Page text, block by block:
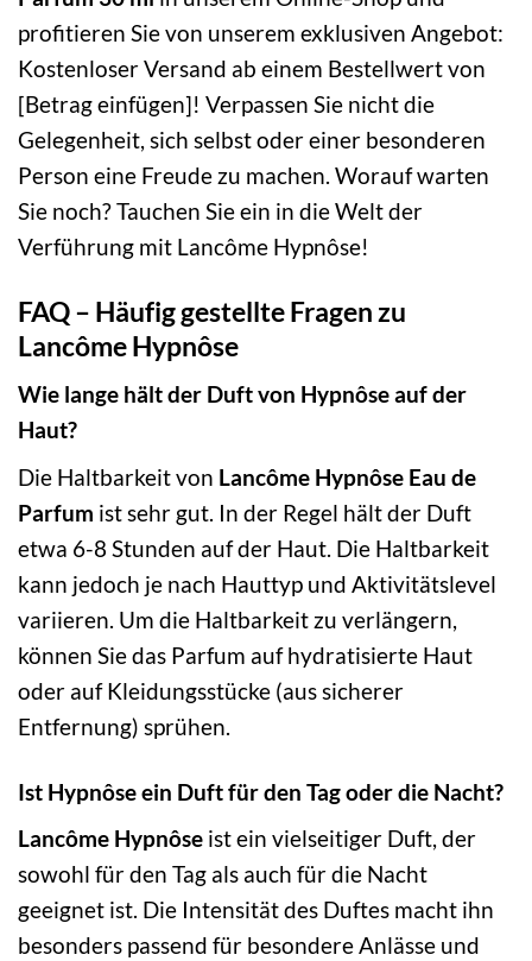
profitieren Sie von unserem exklusiven Angebot:
Kostenloser Versand ab einem Bestellwert von
[Betrag einfügen]! Verpassen Sie nicht die
Gelegenheit, sich selbst oder einer besonderen
Person eine Freude zu machen. Worauf warten
Sie noch? Tauchen Sie ein in die Welt der
Verführung mit Lancôme Hypnôse!
FAQ – Häufig gestellte Fragen zu
Lancôme Hypnôse
Wie lange hält der Duft von Hypnôse auf der
Haut?
Die Haltbarkeit von Lancôme Hypnôse Eau de
Parfum ist sehr gut. In der Regel hält der Duft
etwa 6-8 Stunden auf der Haut. Die Haltbarkeit
kann jedoch je nach Hauttyp und Aktivitätslevel
variieren. Um die Haltbarkeit zu verlängern,
können Sie das Parfum auf hydratisierte Haut
oder auf Kleidungsstücke (aus sicherer
Entfernung) sprühen.
Ist Hypnôse ein Duft für den Tag oder die Nacht?
Lancôme Hypnôse ist ein vielseitiger Duft, der
sowohl für den Tag als auch für die Nacht
geeignet ist. Die Intensität des Duftes macht ihn
besonders passend für besondere Anlässe und